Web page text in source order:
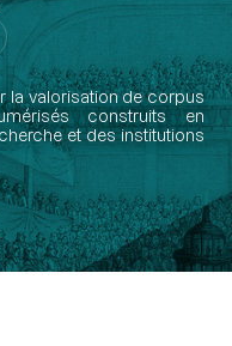
la valorisation de corpus
construits en
et des institutions